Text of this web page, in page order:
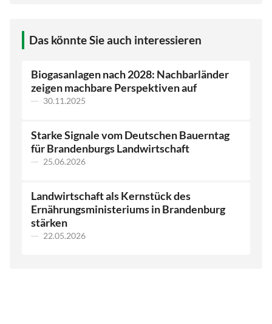
Das könnte Sie auch interessieren
Biogasanlagen nach 2028: Nachbarländer
zeigen machbare Perspektiven auf
30.11.2025
Starke Signale vom Deutschen Bauerntag
für Brandenburgs Landwirtschaft
25.06.2026
Landwirtschaft als Kernstück des
Ernährungsministeriums in Brandenburg
stärken
22.05.2026